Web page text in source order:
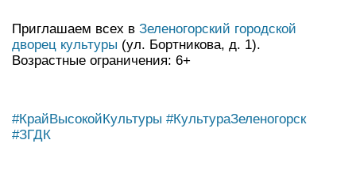
Приглашаем всех в Зеленогорский городской
дворец культуры (ул. Бортникова, д. 1).
Возрастные ограничения: 6+
#КрайВысокойКультуры #КультураЗеленогорск
#ЗГДК